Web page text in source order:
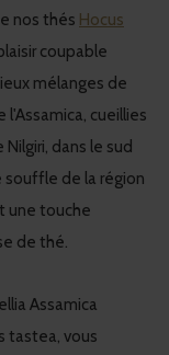
nos thés Hocus
coupable
mélanges de
l'Assamica, cueillies
dans le sud
souffle de la région
une touche
de thé.
Assamica
tastea, vous